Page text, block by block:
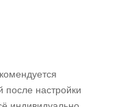
после настройки